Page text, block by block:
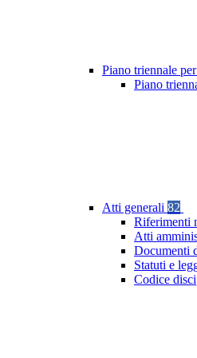
Piano triennale
Piano
Atti generali 82
Riferimenti
Atti
Documenti
Statuti e
Codice